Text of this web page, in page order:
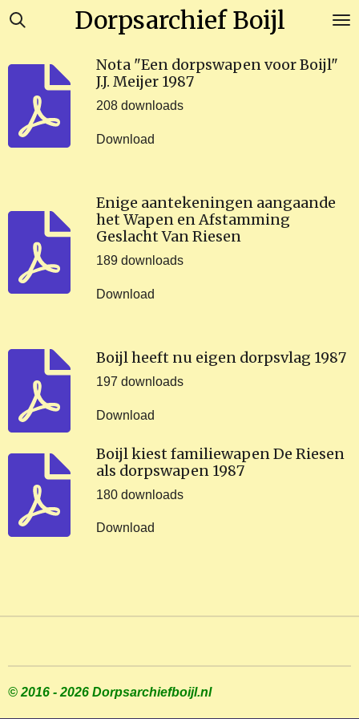
Ga
hoofdinhoud
Dorpsarchief Boijl
Nota "Een dorpswapen voor Boijl"
J.J. Meijer 1987
208 downloads
Download
Enige aantekeningen aangaande
het Wapen en Afstamming
Geslacht Van Riesen
189 downloads
Download
Boijl heeft nu eigen dorpsvlag 1987
197 downloads
Download
Boijl kiest familiewapen De Riesen
als dorpswapen 1987
180 downloads
Download
© 2016 - 2026 Dorpsarchiefboijl.nl